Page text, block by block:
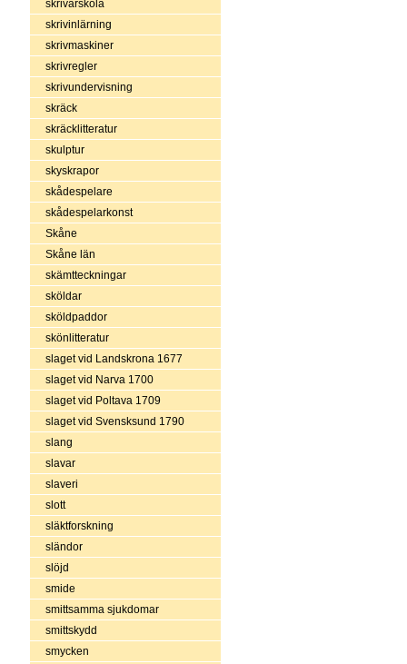
skrivarskola
skrivinlärning
skrivmaskiner
skrivregler
skrivundervisning
skräck
skräcklitteratur
skulptur
skyskrapor
skådespelare
skådespelarkonst
Skåne
Skåne län
skämtteckningar
sköldar
sköldpaddor
skönlitteratur
slaget vid Landskrona 1677
slaget vid Narva 1700
slaget vid Poltava 1709
slaget vid Svensksund 1790
slang
slavar
slaveri
slott
släktforskning
sländor
slöjd
smide
smittsamma sjukdomar
smittskydd
smycken